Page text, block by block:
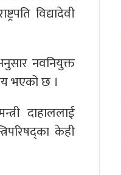
विद्यादेवी
नवनियुक्त
भएको छ ।
दाहाललाई
केही